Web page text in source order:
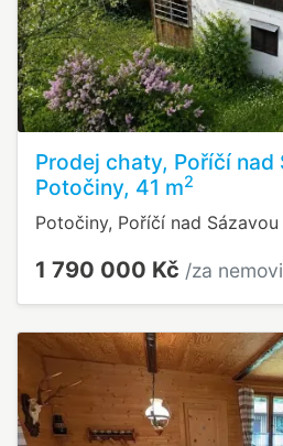
Prodej chaty, Poříčí nad
Potočiny, 41 m2
Potočiny, Poříčí nad Sázavou
1 790 000 Kč /za